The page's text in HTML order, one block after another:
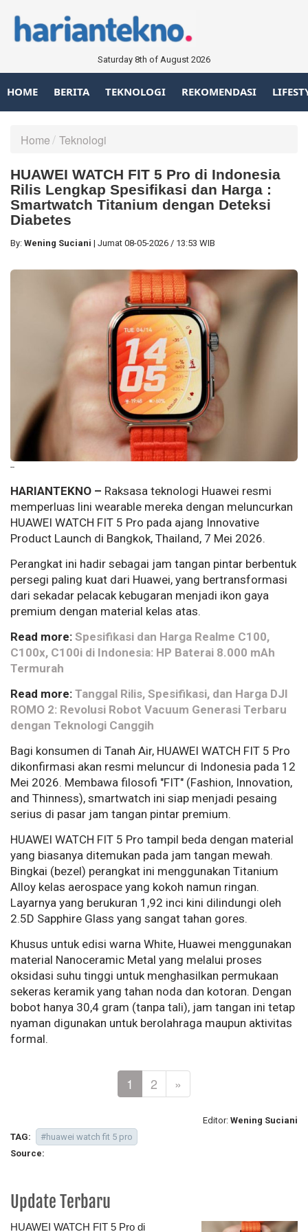
Saturday 8th of August 2026
HOME BERITA TEKNOLOGI REKOMENDASI
Home Teknologi
HUAWEI WATCH FIT 5 Pro di Indonesia
Rilis Lengkap Spesifikasi dan Harga :
Smartwatch Titanium dengan Deteksi
Diabetes
By: Wening Suciani | Jumat 08-05-2026 / 13:53 WIB
--
HARIANTEKNO – Raksasa teknologi Huawei resmi
memperluas lini wearable mereka dengan meluncurkan
HUAWEI WATCH FIT 5 Pro pada ajang Innovative
Product Launch di Bangkok, Thailand, 7 Mei 2026.
Perangkat ini hadir sebagai jam tangan pintar berbentuk
persegi paling kuat dari Huawei, yang bertransformasi
dari sekadar pelacak kebugaran menjadi ikon gaya
premium dengan material kelas atas.
Read more: Spesifikasi dan Harga Realme C100,
C100x, C100i di Indonesia: HP Baterai 8.000 mAh
Termurah
Read more: Tanggal Rilis, Spesifikasi, dan Harga DJI
ROMO 2: Revolusi Robot Vacuum Generasi Terbaru
dengan Teknologi Canggih
Bagi konsumen di Tanah Air, HUAWEI WATCH FIT 5 Pro
dikonfirmasi akan resmi meluncur di Indonesia pada 12
Mei 2026. Membawa filosofi "FIT" (Fashion, Innovation,
and Thinness), smartwatch ini siap menjadi pesaing
serius di pasar jam tangan pintar premium.
HUAWEI WATCH FIT 5 Pro tampil beda dengan material
yang biasanya ditemukan pada jam tangan mewah.
Bingkai (bezel) perangkat ini menggunakan Titanium
Alloy kelas aerospace yang kokoh namun ringan.
Layarnya yang berukuran 1,92 inci kini dilindungi oleh
2.5D Sapphire Glass yang sangat tahan gores.
Khusus untuk edisi warna White, Huawei menggunakan
material Nanoceramic Metal yang melalui proses
oksidasi suhu tinggi untuk menghasilkan permukaan
sekeras keramik yang tahan noda dan kotoran. Dengan
bobot hanya 30,4 gram (tanpa tali), jam tangan ini tetap
nyaman digunakan untuk berolahraga maupun aktivitas
formal.
1 2 »
Editor: Wening Suciani
TAG:
#huawei watch fit 5 pro
Source:
Update Terbaru
HUAWEI WATCH FIT 5 Pro di